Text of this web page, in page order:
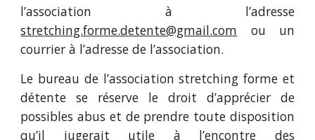
l’association à l’adresse
stretching.forme.detente@gmail.com ou un
courrier à l’adresse de l’association.
Le bureau de l’association stretching forme et
détente se réserve le droit d’apprécier de
possibles abus et de prendre toute disposition
qu’il jugerait utile à l’encontre des